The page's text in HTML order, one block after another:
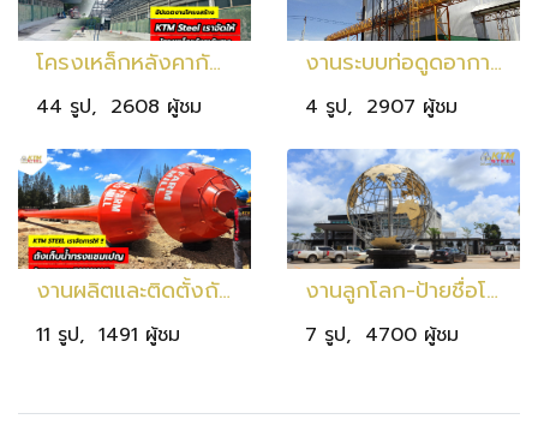
โครงเหล็กหลังคากันสาด
44 รูป, 2608 ผู้ชม
งานระบบท่อดูดอากาศ จ.เลย
4 รูป, 2907 ผู้ชม
งานผลิตและติดตั้งถังแชมเปญเก็บ ขนาด 15 ลบ.ม. สูง 20 ม. เก็บน้ำ 15,000 ลิตร
11 รูป, 1491 ผู้ชม
งานลูกโลก-ป้ายชื่อโรงเรียน-เสาธง โรงเรียนเมธาพัฒน์ (อ.เมือง นครราชสีมา)
7 รูป, 4700 ผู้ชม